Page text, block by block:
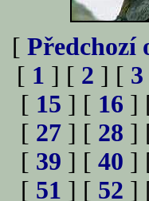
[ Předchozí
[ 1 ] [ 2 ] [ 3
[ 15 ] [ 16 ]
[ 27 ] [ 28 ]
[ 39 ] [ 40 ]
[ 51 ] [ 52 ]